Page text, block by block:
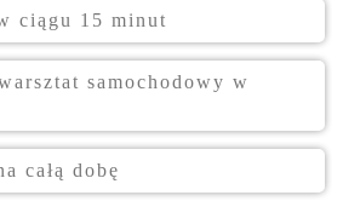
ciągu 15 minut
samochodowy w
całą dobę